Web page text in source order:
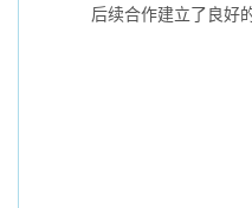
后续合作建立了良好